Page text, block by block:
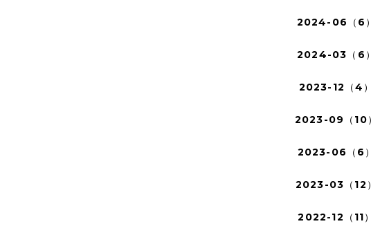
2024-06（6）
2024-03（6）
2023-12（4）
2023-09（10
2023-06（6）
2023-03（12）
2022-12（11）